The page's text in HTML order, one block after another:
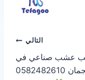
التالي
عشب صناعي في
0582482610